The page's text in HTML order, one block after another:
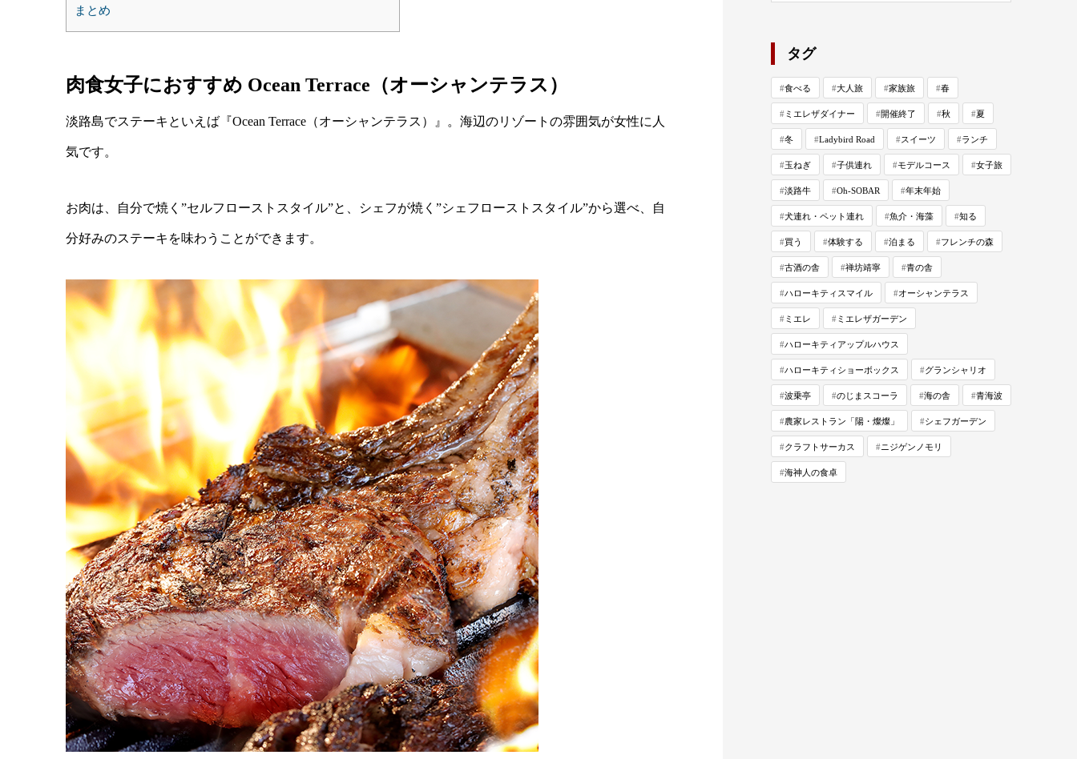
まとめ
肉食女子におすすめ Ocean Terrace（オーシャンテラス）
淡路島でステーキといえば『Ocean Terrace（オーシャンテラス）』。海辺のリゾートの雰囲気が女性に人
気です。
お肉は、自分で焼く”セルフローストスタイル”と、シェフが焼く”シェフローストスタイル”から選べ、自
分好みのステーキを味わうことができます。
タグ
食べる 大人旅 家族旅 春
ミエレザダイナー 開催終了 秋 夏
冬 Ladybird Road スイーツ ランチ
玉ねぎ 子供連れ モデルコース 女子旅
淡路牛 Oh-SOBAR 年末年始
犬連れ・ペット連れ 魚介・海藻 知る
買う 体験する 泊まる フレンチの森
古酒の舎 禅坊靖寧 青の舎
ハローキティスマイル オーシャンテラス
ミエレ ミエレザガーデン
ハローキティアップルハウス
ハローキティショーボックス グランシャリオ
波乗亭 のじまスコーラ 海の舎 青海波
農家レストラン「陽・燦燦」 シェフガーデン
クラフトサーカス ニジゲンノモリ
海神人の食卓